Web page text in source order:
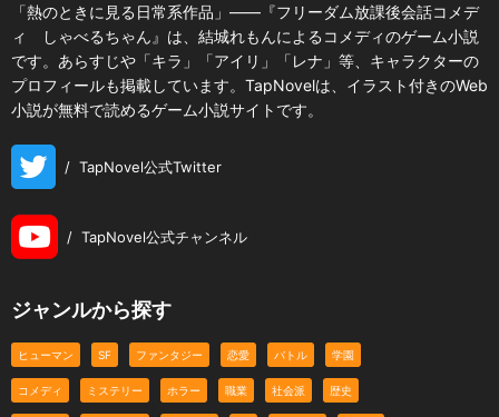
「熱のときに見る日常系作品」――『フリーダム放課後会話コメデ
ィ しゃべるちゃん』は、結城れもんによるコメディのゲーム小説
です。あらすじや「キラ」「アイリ」「レナ」等、キャラクターの
プロフィールも掲載しています。TapNovelは、イラスト付きのWeb
小説が無料で読めるゲーム小説サイトです。
/ TapNovel公式Twitter
/ TapNovel公式チャンネル
ジャンルから探す
ヒューマン SF ファンタジー 恋愛 バトル 学園
コメディ ミステリー ホラー 職業 社会派 歴史